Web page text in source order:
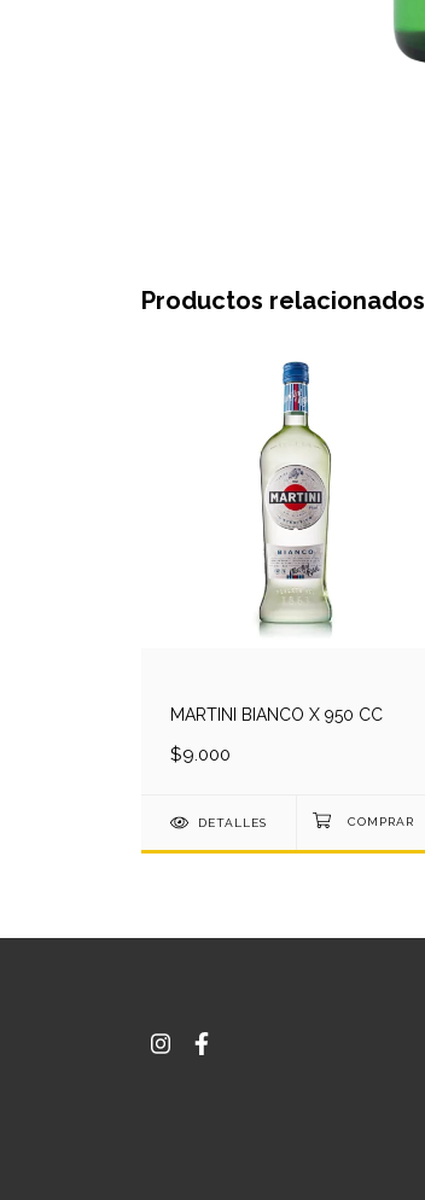
Productos relacionados
MARTINI BIANCO X 950 CC
$9.000
DETALLES